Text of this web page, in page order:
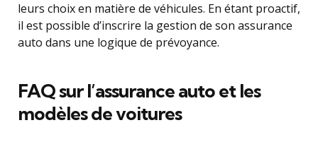
leurs choix en matière de véhicules. En étant proactif,
il est possible d’inscrire la gestion de son assurance
auto dans une logique de prévoyance.
FAQ sur l’assurance auto et les
modèles de voitures